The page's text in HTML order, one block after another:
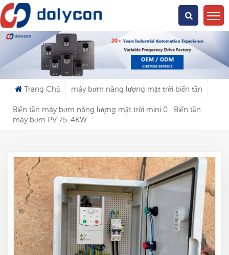
Bạn Đang Tìm Kiếm Cái Gì?
Trang Chủ máy bơm năng lượng mặt trời biến tần
Biến tần máy bơm năng lượng mặt trời mini 0 . Biến tần
máy bơm PV 75-4KW